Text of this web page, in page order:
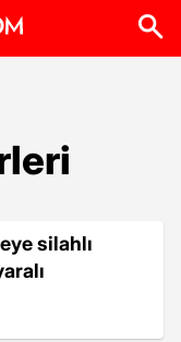
silahlı